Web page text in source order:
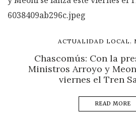
ACTUALIDAD LOCAL ,
Chascomús: Con la
Ministros Arroyo y
viernes el Tren
READ MORE